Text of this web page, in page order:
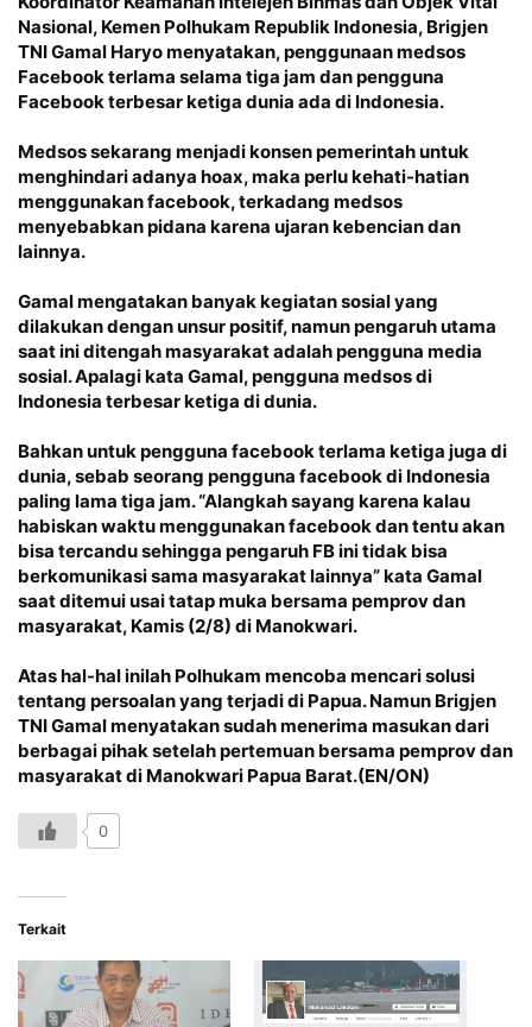
Nasional, Kemen Polhukam Republik Indonesia, Brigjen
TNI Gamal Haryo menyatakan, penggunaan medsos
Facebook terlama selama tiga jam dan pengguna
Facebook terbesar ketiga dunia ada di Indonesia.
Medsos sekarang menjadi konsen pemerintah untuk
menghindari adanya hoax, maka perlu kehati-hatian
menggunakan facebook, terkadang medsos
menyebabkan pidana karena ujaran kebencian dan
lainnya.
Gamal mengatakan banyak kegiatan sosial yang
dilakukan dengan unsur positif, namun pengaruh utama
saat ini ditengah masyarakat adalah pengguna media
sosial. Apalagi kata Gamal, pengguna medsos di
Indonesia terbesar ketiga di dunia.
Bahkan untuk pengguna facebook terlama ketiga juga di
dunia, sebab seorang pengguna facebook di Indonesia
paling lama tiga jam. “Alangkah sayang karena kalau
habiskan waktu menggunakan facebook dan tentu akan
bisa tercandu sehingga pengaruh FB ini tidak bisa
berkomunikasi sama masyarakat lainnya” kata Gamal
saat ditemui usai tatap muka bersama pemprov dan
masyarakat, Kamis (2/8) di Manokwari.
Atas hal-hal inilah Polhukam mencoba mencari solusi
tentang persoalan yang terjadi di Papua. Namun Brigjen
TNI Gamal menyatakan sudah menerima masukan dari
berbagai pihak setelah pertemuan bersama pemprov dan
masyarakat di Manokwari Papua Barat.(EN/ON)
0
Terkait